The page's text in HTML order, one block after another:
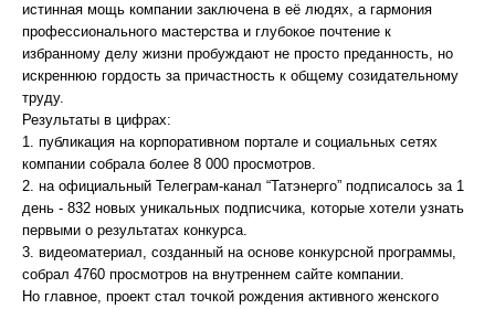
истинная мощь компании заключена в её людях, а гармония
профессионального мастерства и глубокое почтение к
избранному делу жизни пробуждают не просто преданность, но
искреннюю гордость за причастность к общему созидательному
труду.
Результаты в цифрах:
1. публикация на корпоративном портале и социальных сетях
компании собрала более 8 000 просмотров.
2. на официальный Телеграм-канал “Татэнерго” подписалось за 1
день - 832 новых уникальных подписчика, которые хотели узнать
первыми о результатах конкурса.
3. видеоматериал, созданный на основе конкурсной программы,
собрал 4760 просмотров на внутреннем сайте компании.
Но главное, проект стал точкой рождения активного женского